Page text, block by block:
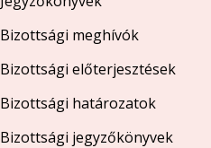
Bizottsági meghívók
Bizottsági előterjesztések
Bizottsági határozatok
Bizottsági jegyzőkönyvek